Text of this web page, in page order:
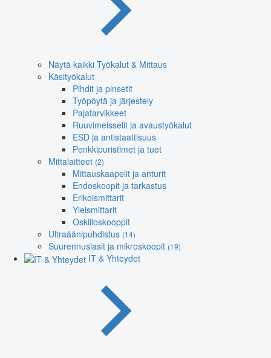
Näytä kaikki Työkalut & Mittaus
Käsityökalut
Pihdit ja pinsetit
Työpöytä ja järjestely
Pajatarvikkeet
Ruuvimeisselit ja avaustyökalut
ESD ja antistaattisuus
Penkkipuristimet ja tuet
Mittalaitteet (2)
Mittauskaapelit ja anturit
Endoskoopit ja tarkastus
Erikoismittarit
Yleismittarit
Oskilloskooppit
Ultraäänipuhdistus (14)
Suurennuslasit ja mikroskoopit (19)
IT & Yhteydet